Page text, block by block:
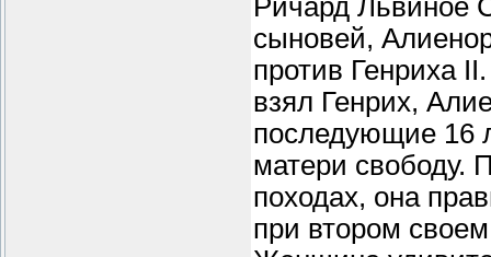
Ричард Львиное
сыновей,
против Генриха
взял Генрих,
последующие 16
матери свободу.
походах, она
при втором